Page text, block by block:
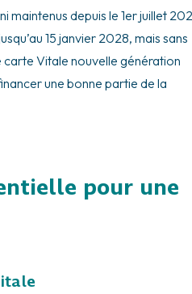
maintenus depuis le 1er juillet
15 janvier 2028, mais sans
Vitale nouvelle génération
une bonne partie de la
pour une